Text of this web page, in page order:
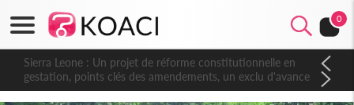
0
Sierra Leone : Un projet de réforme constitutionnelle en
gestation, points clés des amendements, un exclu d'avance